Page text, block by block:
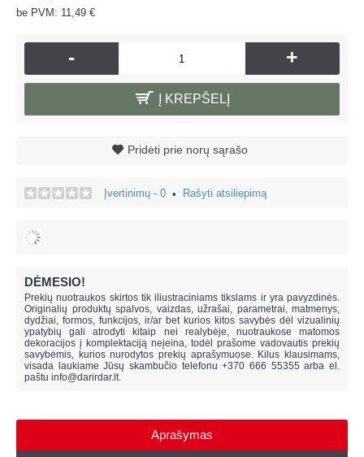
be PVM: 11,49 €
- +
Į KREPŠELĮ
Pridėti prie norų sąrašo
Įvertinimų - 0 • Rašyti atsiliepimą
DĖMESIO!
Prekių nuotraukos skirtos tik iliustraciniams tikslams ir yra pavyzdinės.
Originalių produktų spalvos, vaizdas, užrašai, parametrai, matmenys,
dydžiai, formos, funkcijos, ir/ar bet kurios kitos savybės dėl vizualinių
ypatybių gali atrodyti kitaip nei realybėje, nuotraukose matomos
dekoracijos į komplektaciją neįeina, todėl prašome vadovautis prekių
savybėmis, kurios nurodytos prekių aprašymuose. Kilus klausimams,
visada laukiame Jūsų skambučio telefonu +370 666 55355 arba el.
paštu info@darirdar.lt.
Aprašymas